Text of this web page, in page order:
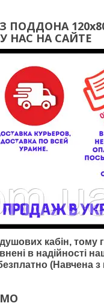
ПОДДОНА
НА САЙТЕ
кабін, тому
в надійності
(Навчена